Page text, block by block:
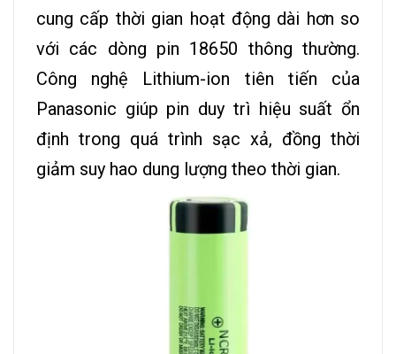
cung cấp thời gian hoạt động dài hơn so
với các dòng pin 18650 thông thường.
Công nghệ Lithium-ion tiên tiến của
Panasonic giúp pin duy trì hiệu suất ổn
định trong quá trình sạc xả, đồng thời
giảm suy hao dung lượng theo thời gian.